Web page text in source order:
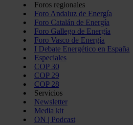
Foros regionales
Foro Andaluz de Energía
Foro Catalán de Energía
Foro Gallego de Energía
Foro Vasco de Energía
I Debate Energético en España
Especiales
COP 30
COP 29
COP 28
Servicios
Newsletter
Media kit
ON | Podcast